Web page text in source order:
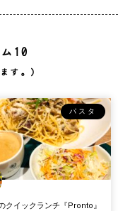
10
す。）
パスタ
クイックランチ『Pronto』